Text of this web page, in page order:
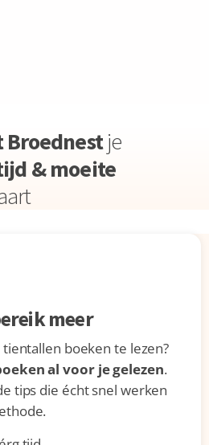
Broednestje
& moeite
meer
boeken te lezen?
al voor je gelezen.
tips die écht snel werken